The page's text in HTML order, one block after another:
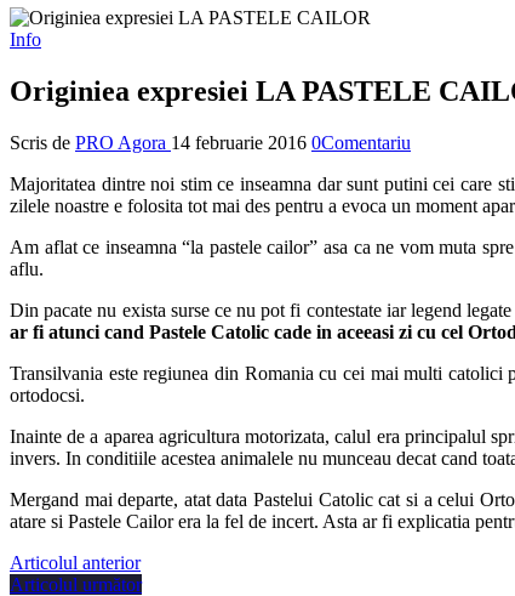
Info
Originiea expresiei LA PASTELE
Scris de PRO Agora 14 februarie 2016 0Comentariu
Majoritatea dintre noi stim ce inseamna dar sunt putini cei care
zilele noastre e folosita tot mai des pentru a evoca un moment
Am aflat ce inseamna “la pastele cailor” asa ca ne vom muta
aflu.
Din pacate nu exista surse ce nu pot fi contestate iar legend
ar fi atunci cand Pastele Catolic cade in aceeasi zi cu cel
Transilvania este regiunea din Romania cu cei mai multi catolici
ortodocsi.
Inainte de a aparea agricultura motorizata, calul era principalul
invers. In conditiile acestea animalele nu munceau decat cand
Mergand mai departe, atat data Pastelui Catolic cat si a celui
atare si Pastele Cailor era la fel de incert. Asta ar fi explicatia
Articolul anterior
Articolul următor